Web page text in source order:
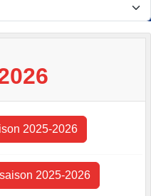
2025-2026
2025-2026